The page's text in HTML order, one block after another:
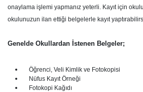
onaylama işlemi yapmanız yeterli. Kayıt için
okulunuzun ilan ettiği belgelerle kayıt
Genelde Okullardan İstenen Belgeler;
Öğrenci, Veli Kimlik ve Fotokopisi
Nüfus Kayıt Örneği
Fotokopi Kağıdı